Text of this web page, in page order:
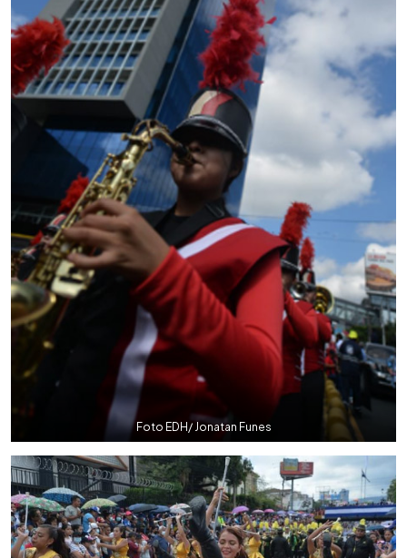
Foto EDH/ Jonatan Funes